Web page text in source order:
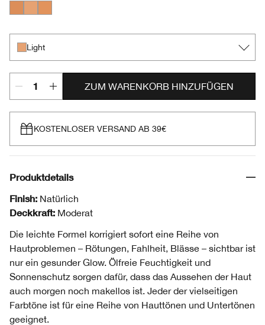
Light
ZUM WARENKORB HINZUFÜGEN
KOSTENLOSER VERSAND AB 39€
Produktdetails
Finish: Natürlich
Deckkraft: Moderat
Die leichte Formel korrigiert sofort eine Reihe von
Hautproblemen – Rötungen, Fahlheit, Blässe – sichtbar ist
nur ein gesunder Glow. Ölfreie Feuchtigkeit und
Sonnenschutz sorgen dafür, dass das Aussehen der Haut
auch morgen noch makellos ist. Jeder der vielseitigen
Farbtöne ist für eine Reihe von Hauttönen und Untertönen
geeignet.